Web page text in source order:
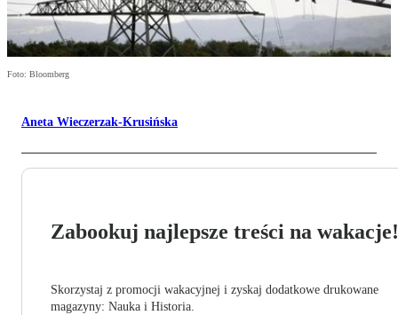
Foto: Bloomberg
Aneta Wieczerzak-Krusińska
Zabookuj najlepsze treści na wakacje!
Skorzystaj z promocji wakacyjnej i zyskaj dodatkowe drukowane
magazyny: Nauka i Historia.